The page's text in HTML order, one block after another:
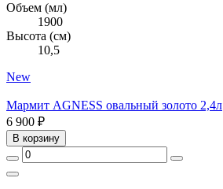
Объем (мл)
1900
Высота (см)
10,5
New
Мармит AGNESS овальный золото 2,4л
6 900 ₽
В корзину